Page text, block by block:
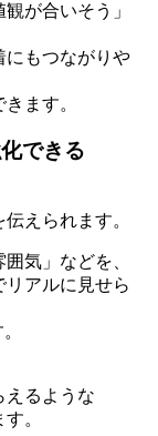
が合いそう」
にもつながりや
ます。
できる
えられます。
気」などを、
アルに見せら
えるような
。